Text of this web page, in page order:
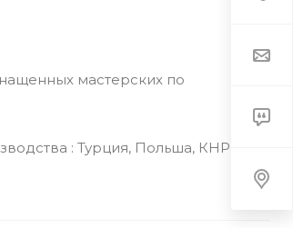
мастерских по
: Турция, Польша, КНР,